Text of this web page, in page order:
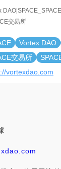
交易所
Vortex DAO
交易所
vortexdao.com